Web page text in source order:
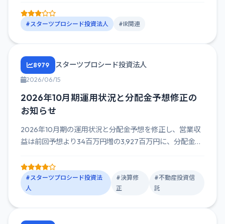
#スターツプロシード投資法人 #IR関連
8979 スターツプロシード投資法人
2026/06/15
2026年10月期運用状況と分配金予想修正の
お知らせ
2026年10月期の運用状況と分配金予想を修正し、営業収
益は前回予想より34百万円増の3,927百万円に、分配金は
#スターツプロシード投資法
人
#決算修
正
#不動産投資信
託